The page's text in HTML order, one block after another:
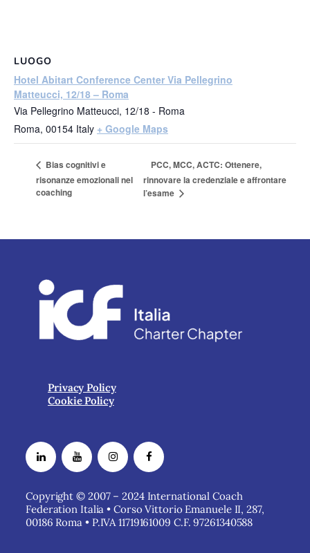
LUOGO
Hotel Abitart Conference Center Via Pellegrino
Matteucci, 12/18 – Roma
Via Pellegrino Matteucci, 12/18 - Roma
Roma, 00154 Italy + Google Maps
Bias cognitivi e
risonanze emozionali nel
coaching
PCC, MCC, ACTC: Ottenere,
rinnovare la credenziale e affrontare
l’esame
Privacy Policy
Cookie Policy
Copyright © 2007 – 2024 International Coach
Federation Italia • Corso Vittorio Emanuele II, 287,
00186 Roma • P.IVA 11719161009 C.F. 97261340588